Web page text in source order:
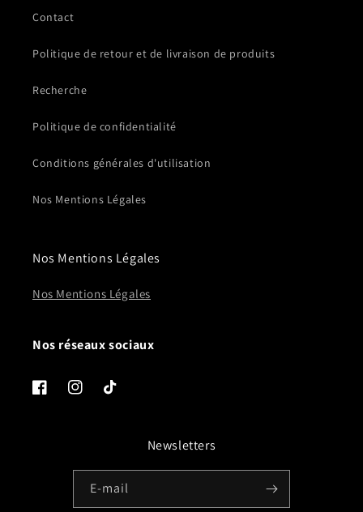
Contact
Politique de retour et de livraison de produits
Recherche
Politique de confidentialité
Conditions générales d'utilisation
Nos Mentions Légales
Nos Mentions Légales
Nos Mentions Légales
Nos réseaux sociaux
FacebookInstagramTikTok
Newsletters
E-mail